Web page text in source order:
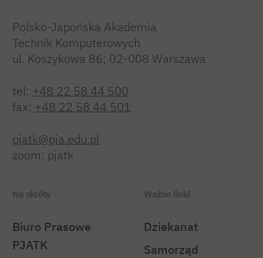
Polsko-Japońska Akademia
Technik Komputerowych
ul. Koszykowa 86; 02-008 Warszawa
tel: +48 22 58 44 500
fax: +48 22 58 44 501
pjatk@pja.edu.pl
zoom: pjatk
Na skróty
Biuro Prasowe
PJATK
Ważne linki
Dziekanat
Samorząd